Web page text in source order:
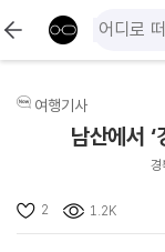
여행기사
남산에서
경
2 1.2K